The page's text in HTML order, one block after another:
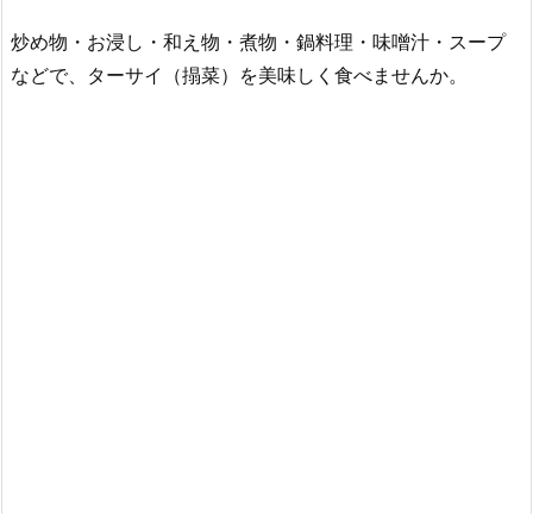
炒め物・お浸し・和え物・煮物・鍋料理・味噌汁・スープ
などで、ターサイ（搨菜）を美味しく食べませんか。